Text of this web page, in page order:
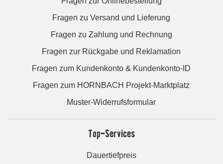
Fragen zu Versand und Lieferung
Fragen zu Zahlung und Rechnung
Fragen zur Rückgabe und Reklamation
Fragen zum Kundenkonto & Kundenkonto-ID
Fragen zum HORNBACH Projekt-Marktplatz
Muster-Widerrufsformular
Top-Services
Dauertiefpreis